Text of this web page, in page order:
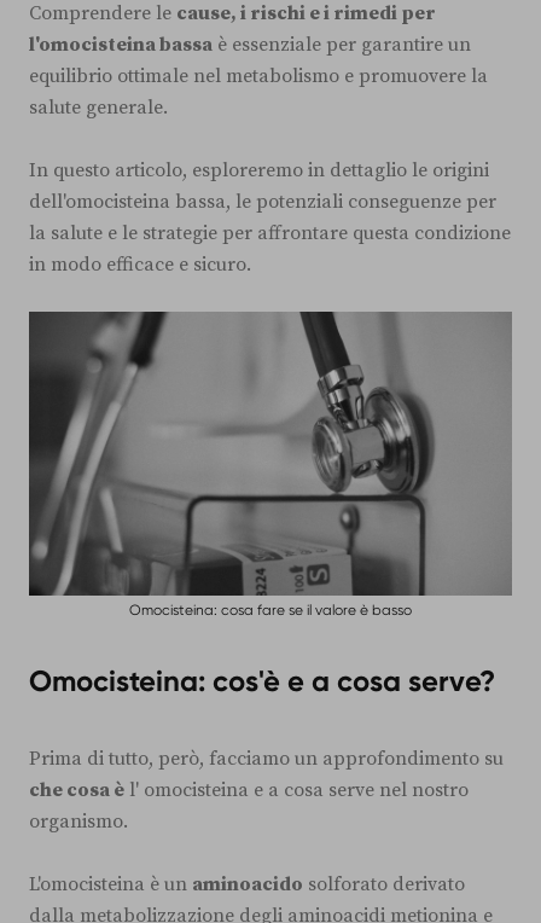
Comprendere le cause, i rischi e i rimedi per
l'omocisteina bassa è essenziale per garantire un
equilibrio ottimale nel metabolismo e promuovere la
salute generale.
In questo articolo, esploreremo in dettaglio le origini
dell'omocisteina bassa, le potenziali conseguenze per
la salute e le strategie per affrontare questa condizione
in modo efficace e sicuro.
Omocisteina: cosa fare se il valore è basso
Omocisteina: cos'è e a cosa serve?
Prima di tutto, però, facciamo un approfondimento su
che cosa è l' omocisteina e a cosa serve nel nostro
organismo.
L'omocisteina è un aminoacido solforato derivato
dalla metabolizzazione degli aminoacidi metionina e